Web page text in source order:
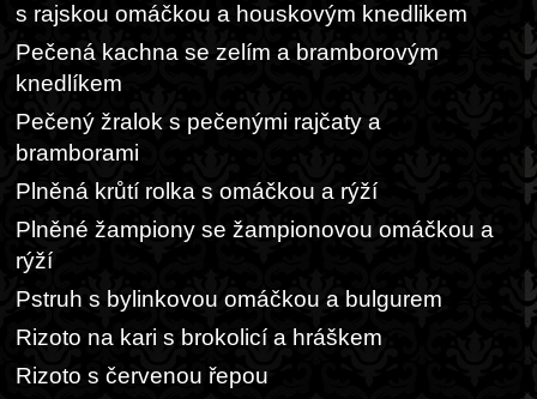
s rajskou omáčkou a houskovým knedlikem
Pečená kachna se zelím a bramborovým
knedlíkem
Pečený žralok s pečenými rajčaty a
bramborami
Plněná krůtí rolka s omáčkou a rýží
Plněné žampiony se žampionovou omáčkou a
rýží
Pstruh s bylinkovou omáčkou a bulgurem
Rizoto na kari s brokolicí a hráškem
Rizoto s červenou řepou